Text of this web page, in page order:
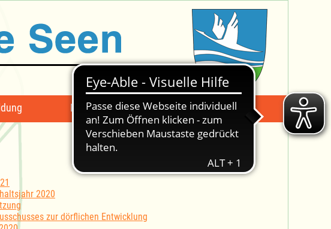
Mängelmeldung Suche -
2020
zur dörflichen Entwicklung